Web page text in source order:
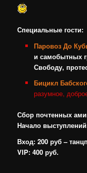
Специальные гости:
Паровоз До
и самобытных
Свободу,
Бицикл
разумное,
Сбор почтенных
Начало
Вход: 200 руб –
VIP: 400 руб.